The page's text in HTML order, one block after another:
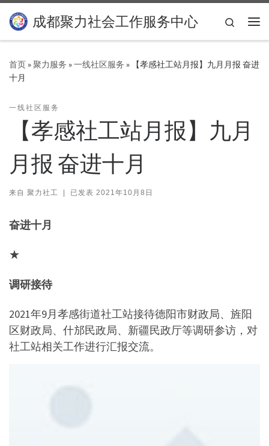
Skip to content
成都聚力社会工作服务中心
Search
首页»聚力服务 »一线社区服务 »
【孝感社工站月报】九月月报 奋进
十月
一线社区服务
【孝感社工站月报】九月
月报 奋进十月
来自 聚力社工 | 已发表 2021年10月8日
奋进十月
★
调研接待
2021年9月孝感街道社工站接待德阳市财政局、旌阳
区财政局、什邡民政局、新疆民政厅等调研参访，对
社工站相关工作进行汇报交流。